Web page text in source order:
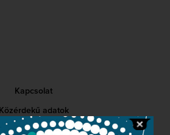
Kapcsolat
Közérdekű adatok
Sajtószoba